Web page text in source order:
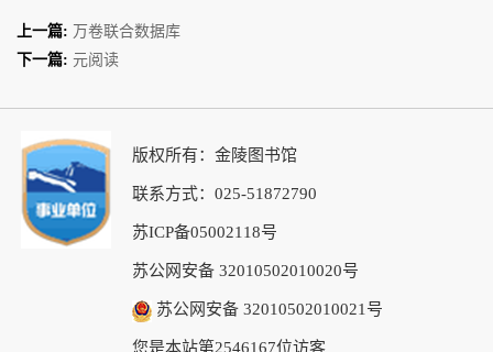
上一篇: 万卷联合数据库
下一篇: 元阅读
版权所有：金陵图书馆
联系方式：025-51872790
苏ICP备05002118号
苏公网安备 32010502010020号
苏公网安备 32010502010021号
您是本站第2546167位访客